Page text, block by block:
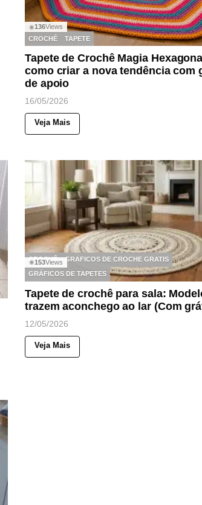
◉136Views
CROCHÊ
TAPETE
Tapete de Crochê Magia
como criar a nova tendência com
de apoio
16/05/2026
Veja Mais
◉153Views
CROCHÊ
GRAFICOS DE CROCHE GRATIS
GRÁFICOS DE TAPETES
Tapete de crochê para sala:
trazem aconchego ao lar (Com
12/05/2026
Veja Mais